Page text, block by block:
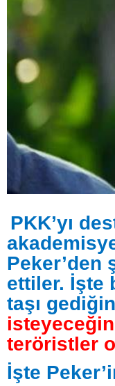
PKK’yı
Peker’den
ettiler. İşte
taşı
teröristler
İşte